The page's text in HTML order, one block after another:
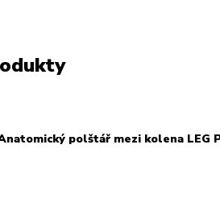
polštář mezi kolena LEG